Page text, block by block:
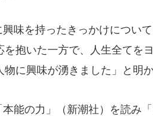
味を持ったきっかけについ
抱いた一方で、人生全てを
に興味が湧きました」と明か
能の力」（新潮社）を読み